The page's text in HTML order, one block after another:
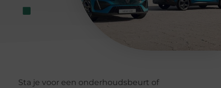
Sta je voor een onderhoudsbeurt of